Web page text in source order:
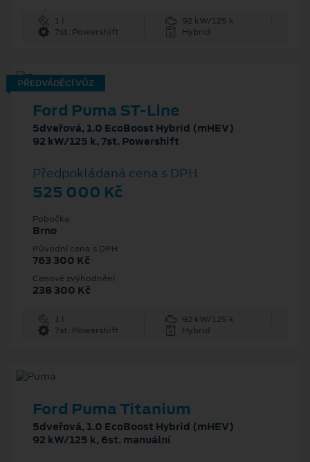
1 l
92 kW/125 k
7st. Powershift
Hybrid
PŘEDVÁDĚCÍ VŮZ
Ford Puma ST-Line
5dveřová, 1.0 EcoBoost Hybrid (mHEV)
92 kW/125 k, 7st. Powershift
Předpokládaná cena s DPH
525 000 Kč
Pobočka
Brno
Původní cena s DPH
763 300 Kč
Cenové zvýhodnění
238 300 Kč
1 l
92 kW/125 k
7st. Powershift
Hybrid
Ford Puma Titanium
5dveřová, 1.0 EcoBoost Hybrid (mHEV)
92 kW/125 k, 6st. manuální